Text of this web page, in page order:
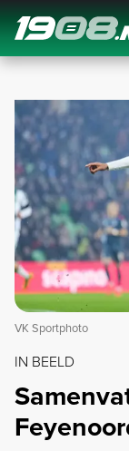
Navigation
VK Sportphoto
IN BEELD